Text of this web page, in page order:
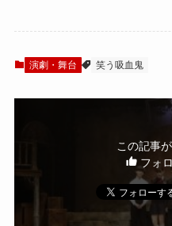
演劇・舞台 笑う吸血鬼
この記事
フォ